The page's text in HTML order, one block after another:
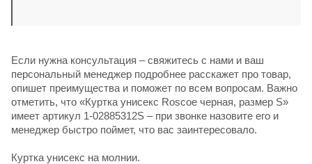
Если нужна консультация – свяжитесь с нами и ваш
персональный менеджер подробнее расскажет про товар,
опишет преимущества и поможет по всем вопросам. Важно
отметить, что «Куртка унисекс Roscoe черная, размер S»
имеет артикул 1-02885312S – при звонке назовите его и
менеджер быстро поймет, что вас заинтересовало.
Куртка унисекс на молнии.